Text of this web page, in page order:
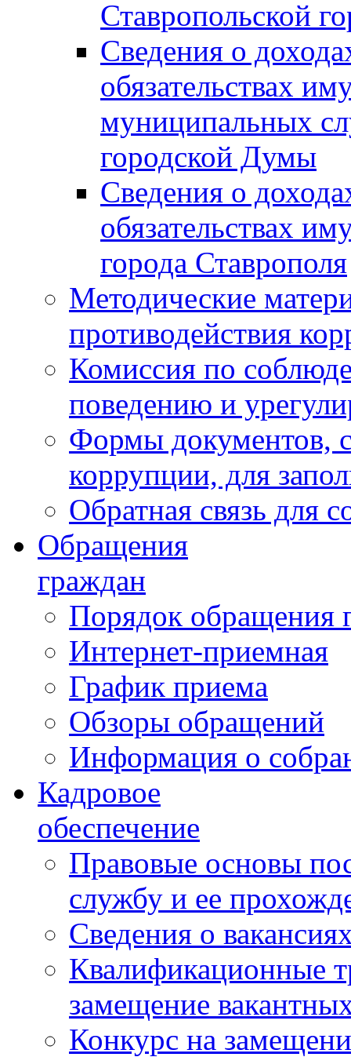
Ставропольской
Сведения о
обязательствах
муниципальных
городской Думы
Сведения о
обязательствах
города Ставрополя
Методические
противодействия
Комиссия по
поведению и
Формы документов,
коррупции, для
Обратная связь для
Обращения
граждан
Порядок обращения
Интернет-приемная
График приема
Обзоры обращений
Информация о
Кадровое
обеспечение
Правовые основы
службу и ее
Сведения о
Квалификационные
замещение
Конкурс на